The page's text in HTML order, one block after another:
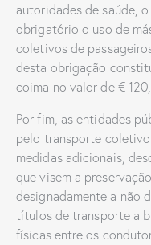
autoridades de saúde,
obrigatório o uso de
coletivos de
desta obrigação
coima no valor de €
Por fim, as entidades
pelo transporte
medidas adicionais,
que visem a
designadamente a não
títulos de transporte a
físicas entre os